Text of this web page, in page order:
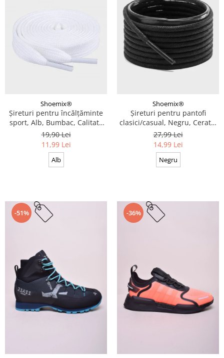
Shoemix®
Șireturi pentru încălțăminte
sport, Alb, Bumbac, Calitate
premium, 100 cm x 0.8 cm
19,90 Lei
11,99 Lei
Alb
Shoemix®
Șireturi pentru pantofi
clasici/casual, Negru, Cerate,
Calitate premium, 110 cm x
0.3 cm
27,99 Lei
14,99 Lei
Negru
-51% -36%